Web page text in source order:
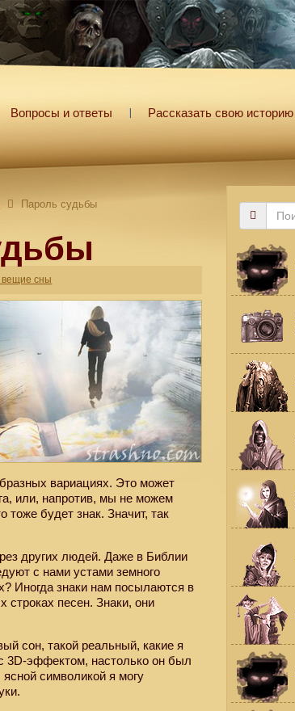
Вопросы и ответы Рассказать свою историю
Пароль судьбы
сны
вариациях. Это может
или, напротив, мы не можем
тоже будет знак. Значит, так
других людей. Даже в Библии
с нами устами земного
Иногда знаки нам посылаются в
песен. Знаки, они
сон, такой реальный, какие я
3D-эффектом, настолько он был
символикой я могу
Поиск